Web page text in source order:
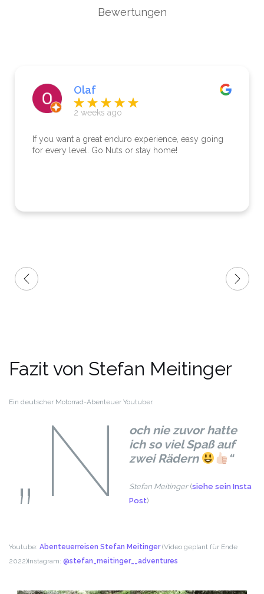
Bewertungen
Claudia Marchlewski
4 months ago
Wir waren als Paar für drei Enduro-Tage
angemeldet. Ergonomisch lag das Offroad-
Fazit von Stefan Meitinger
Ein deutscher Motorrad-Abenteuer Youtuber.
„N
och nie zuvor hatte
ich so viel Spaß auf
zwei Rädern
“
Stefan Meitinger(siehe sein Insta
Post)
Youtube: Abenteuerreisen Stefan Meitinger(Video geplant für Ende
2022)Instagram: @stefan_meitinger__adventures